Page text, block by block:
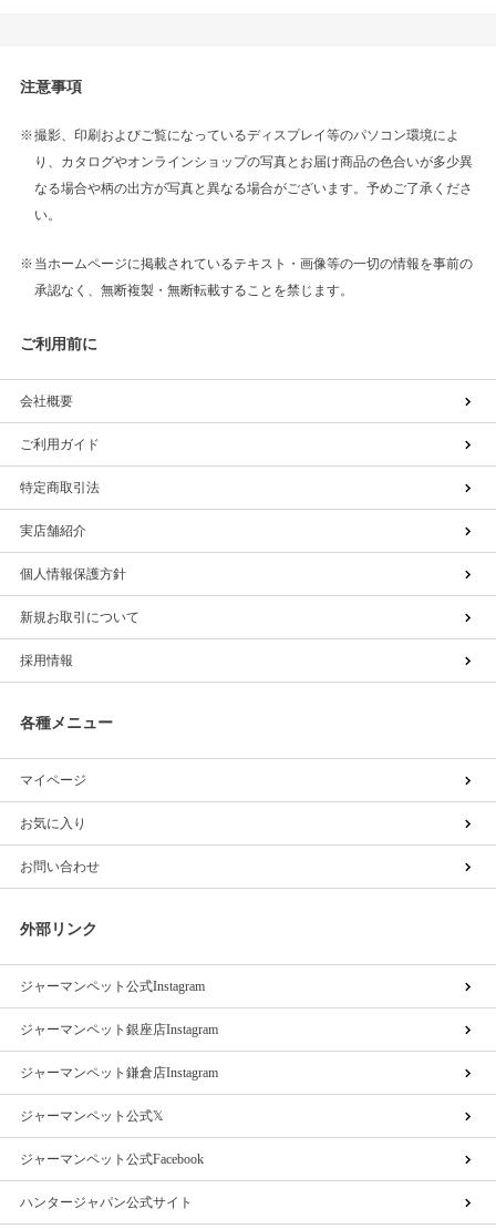
注意事項
撮影、印刷およびご覧になっているディスプレイ等のパソコン環境によ
り、カタログやオンラインショップの写真とお届け商品の色合いが多少異
なる場合や柄の出方が写真と異なる場合がございます。予めご了承くださ
い。
当ホームページに掲載されているテキスト・画像等の一切の情報を事前の
承認なく、無断複製・無断転載することを禁じます。
ご利用前に
会社概要
ご利用ガイド
特定商取引法
実店舗紹介
個人情報保護方針
新規お取引について
採用情報
各種メニュー
マイページ
お気に入り
お問い合わせ
外部リンク
ジャーマンペット公式Instagram
ジャーマンペット銀座店Instagram
ジャーマンペット鎌倉店Instagram
ジャーマンペット公式𝕏
ジャーマンペット公式Facebook
ハンタージャパン公式サイト